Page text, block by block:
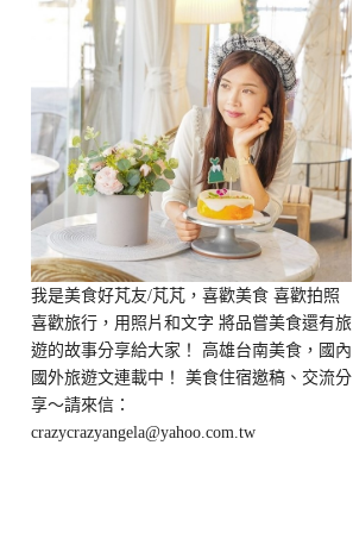
我是美食好芃友/芃芃，喜歡美食 喜歡拍照
喜歡旅行，用照片和文字 將品嘗美食還有旅
遊的故事分享給大家！ 高雄台南美食，國內
國外旅遊文連載中！ 美食住宿邀稿、交流分
享～請來信：
crazycrazyangela@yahoo.com.tw